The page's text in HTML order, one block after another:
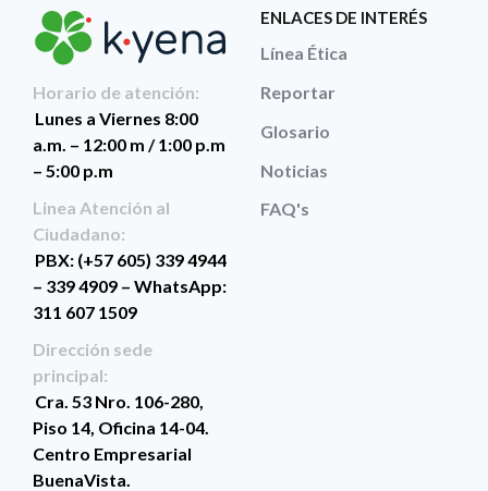
Horario de atención:
Lunes a Viernes 8:00
a.m. – 12:00 m / 1:00 p.m
– 5:00 p.m
Linea Atención al
Ciudadano:
PBX: (+57 605) 339 4944
– 339 4909 – WhatsApp:
311 607 1509
Dirección sede
principal:
Cra. 53 Nro. 106-280,
Piso 14, Oficina 14-04.
Centro Empresarial
BuenaVista.
ENLACES DE INTERÉS
Línea Ética
Reportar
Glosario
Noticias
FAQ's